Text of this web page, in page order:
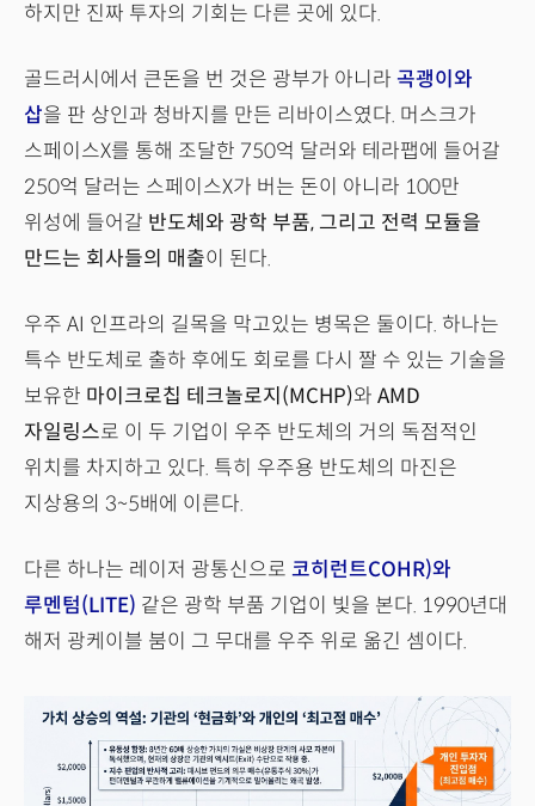
하지만 진짜 투자의 기회는 다른 곳에 있다.
골드러시에서 큰돈을 번 것은 광부가 아니라 곡괭이와
삽을 판 상인과 청바지를 만든 리바이스였다. 머스크가
스페이스X를 통해 조달한 750억 달러와 테라팹에 들어갈
250억 달러는 스페이스X가 버는 돈이 아니라 100만
위성에 들어갈 반도체와 광학 부품, 그리고 전력 모듈을
만드는 회사들의 매출이 된다.
우주 AI 인프라의 길목을 막고있는 병목은 둘이다. 하나는
특수 반도체로 출하 후에도 회로를 다시 짤 수 있는 기술을
보유한 마이크로칩 테크놀로지(MCHP)와 AMD
자일링스로 이 두 기업이 우주 반도체의 거의 독점적인
위치를 차지하고 있다. 특히 우주용 반도체의 마진은
지상용의 3~5배에 이른다.
다른 하나는 레이저 광통신으로 코히런트COHR)와
루멘텀(LITE) 같은 광학 부품 기업이 빛을 본다. 1990년대
해저 광케이블 붐이 그 무대를 우주 위로 옮긴 셈이다.